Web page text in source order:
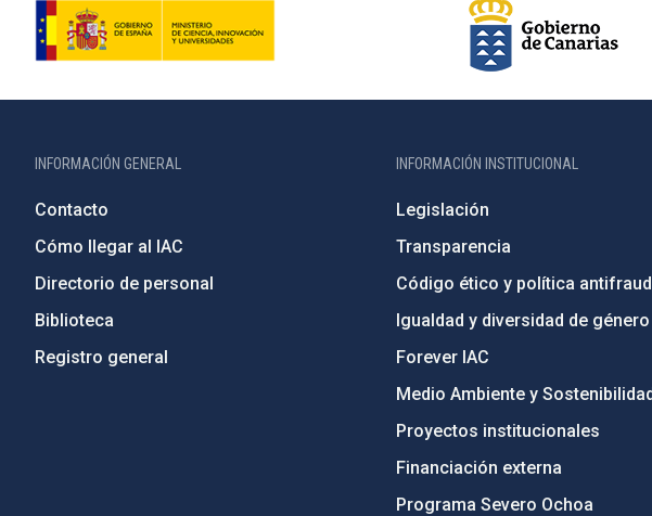
INFORMACIÓN GENERAL
Contacto
Cómo llegar al IAC
Directorio de personal
Biblioteca
Registro general
INFORMACIÓN INSTITUCIONAL
Legislación
Transparencia
Código ético y política
Igualdad y diversidad de género
Forever IAC
Medio Ambiente y
Proyectos institucionales
Financiación externa
Programa Severo Ochoa